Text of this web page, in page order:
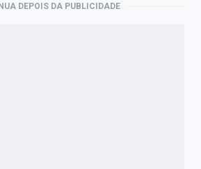
DEPOIS DA PUBLICIDADE